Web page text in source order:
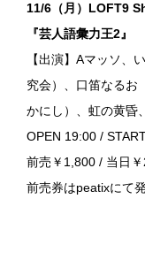
11/6（月）LOFT9
『芸人語彙力王2』
【出演】Aマッソ、
究会）、口笛なるお
かにし）、虹の黄昏
OPEN 19:00 /
前売￥1,800 / 当日
前売券はpeatixにて